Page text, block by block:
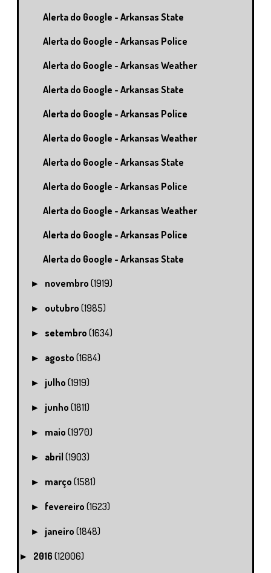
Alerta do Google - Arkansas State
Alerta do Google - Arkansas Police
Alerta do Google - Arkansas Weather
Alerta do Google - Arkansas State
Alerta do Google - Arkansas Police
Alerta do Google - Arkansas Weather
Alerta do Google - Arkansas State
Alerta do Google - Arkansas Police
Alerta do Google - Arkansas Weather
Alerta do Google - Arkansas Police
Alerta do Google - Arkansas State
► novembro(1919)
► outubro(1985)
► setembro(1634)
► agosto(1684)
► julho(1919)
► junho(1811)
► maio(1970)
► abril(1903)
► março(1581)
► fevereiro(1623)
► janeiro(1848)
► 2016 (12006)